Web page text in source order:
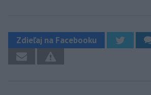
Zdieľaj na Facebooku